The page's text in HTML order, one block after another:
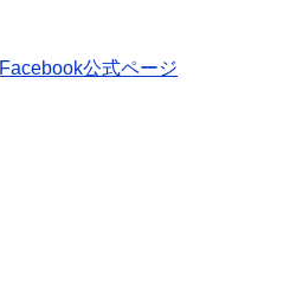
Facebook公式ページ